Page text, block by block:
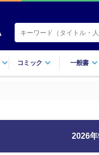
コミック 一般書
2026